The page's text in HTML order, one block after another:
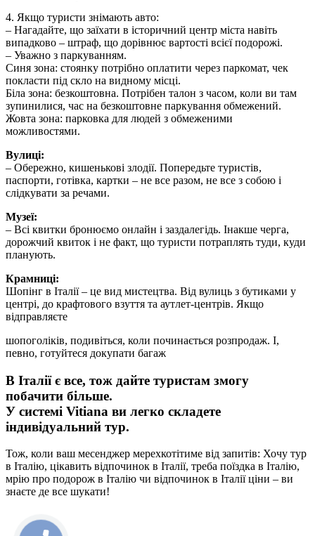
4. Якщо туристи знімають авто:
– Нагадайте, що заїхати в історичний центр міста навіть
випадково – штраф, що дорівнює вартості всієї подорожі.
– Уважно з паркуванням.
Синя зона: стоянку потрібно оплатити через паркомат, чек
покласти під скло на видному місці.
Біла зона: безкоштовна. Потрібен талон з часом, коли ви там
зупинилися, час на безкоштовне паркування обмежений.
Жовта зона: парковка для людей з обмеженими
можливостями.
Вулиці:
– Обережно, кишенькові злодії. Попередьте туристів,
паспорти, готівка, картки – не все разом, не все з собою і
слідкувати за речами.
Музеї:
– Всі квитки бронюємо онлайн і заздалегідь. Інакше черга,
дорожчий квиток і не факт, що туристи потраплять туди, куди
планують.
Крамниці:
Шопінг в Італії – це вид мистецтва. Від вулиць з бутиками у
центрі, до крафтового взуття та аутлет-центрів. Якщо
відправляєте
шопоголіків, подивіться, коли починається розпродаж. І,
певно, готуйтеся докупати багаж
В Італії є все, тож дайте туристам змогу
побачити більше.
У системі Vitiana ви легко складете
індивідуальний тур.
Тож, коли ваш месенджер мерехкотітиме від запитів: Хочу тур
в Італію, цікавить відпочинок в Італії, треба поїздка в Італію,
мрію про подорож в Італію чи відпочинок в Італії ціни – ви
знаєте де все шукати!